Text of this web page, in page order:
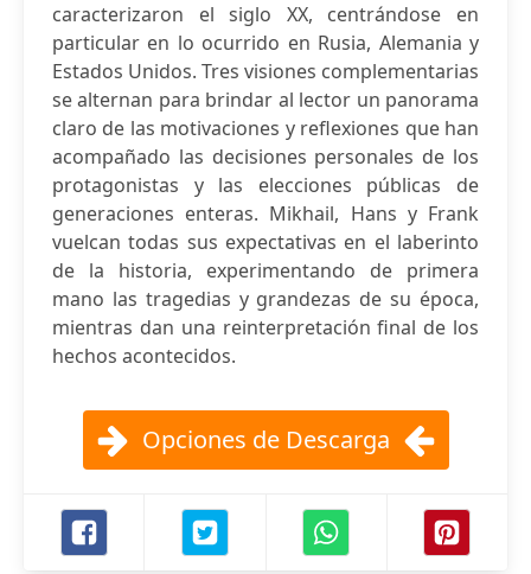
caracterizaron el siglo XX, centrándose en
particular en lo ocurrido en Rusia, Alemania y
Estados Unidos. Tres visiones complementarias
se alternan para brindar al lector un panorama
claro de las motivaciones y reflexiones que han
acompañado las decisiones personales de los
protagonistas y las elecciones públicas de
generaciones enteras. Mikhail, Hans y Frank
vuelcan todas sus expectativas en el laberinto
de la historia, experimentando de primera
mano las tragedias y grandezas de su época,
mientras dan una reinterpretación final de los
hechos acontecidos.
Opciones de Descarga